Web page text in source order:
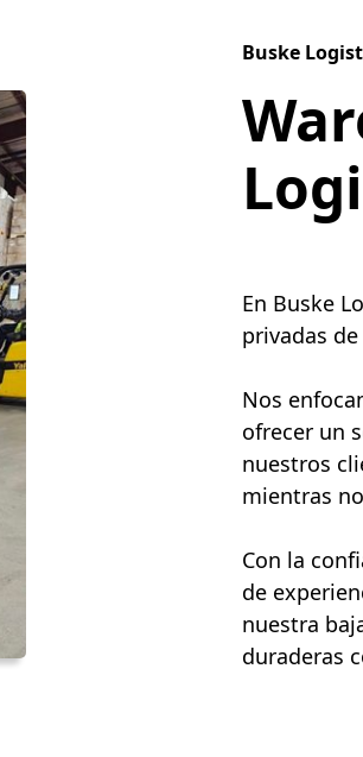
Buske
En Buske
privadas
Nos
ofrecer un
nuestros
mientras
Con la
de
nuestra
duraderas